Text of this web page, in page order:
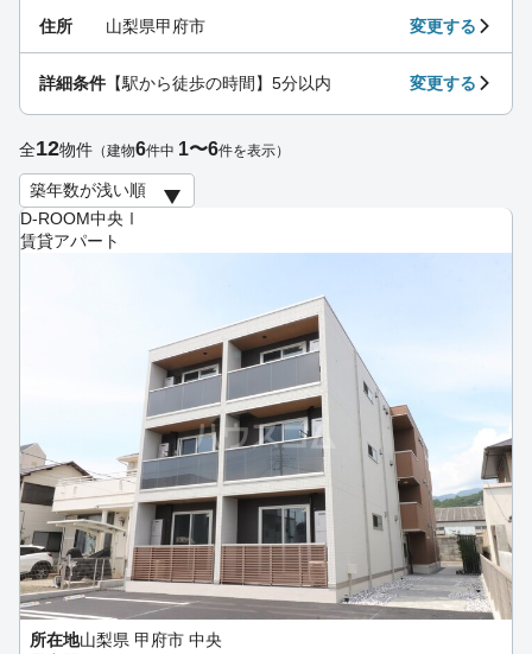
D-ROOM中央Ⅰ
賃貸アパート
所在地山梨県 甲府市 中央
住所 山梨県甲府市 変更する
詳細条件 【駅から徒歩の時間】5分以内 変更する
全12物件 （建物6件中 1〜6件を表示）